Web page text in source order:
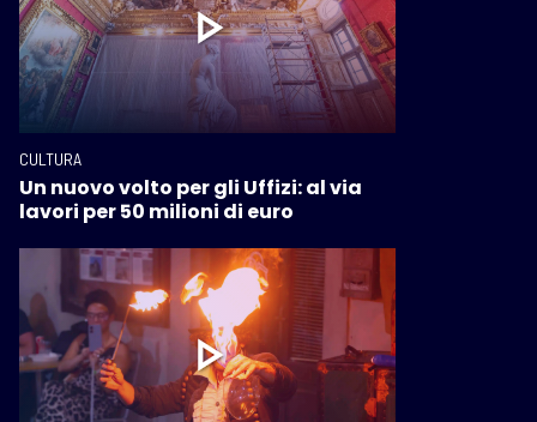
CULTURA
Un nuovo volto per gli Uffizi: al via
lavori per 50 milioni di euro